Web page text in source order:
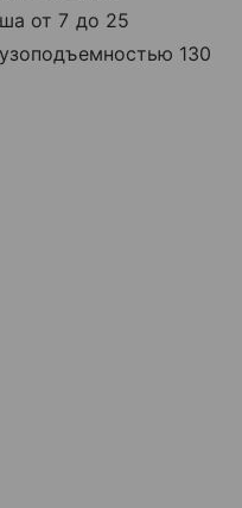
от 7 до 25
130